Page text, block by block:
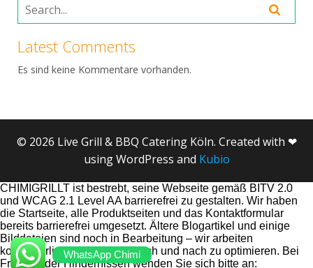
Latest Comments
Es sind keine Kommentare vorhanden.
© 2026 Live Grill & BBQ Catering Köln. Created with ❤
using WordPress and Kubio
CHIMIGRILLT ist bestrebt, seine Webseite gemäß BITV 2.0
und WCAG 2.1 Level AA barrierefrei zu gestalten. Wir haben
die Startseite, alle Produktseiten und das Kontaktformular
bereits barrierefrei umgesetzt. Ältere Blogartikel und einige
Bilddateien sind noch in Bearbeitung – wir arbeiten
kontinuierlich daran, diese nach und nach zu optimieren. Bei
Fragen oder Hindernissen wenden Sie sich bitte an:
WhatsApp Chimi